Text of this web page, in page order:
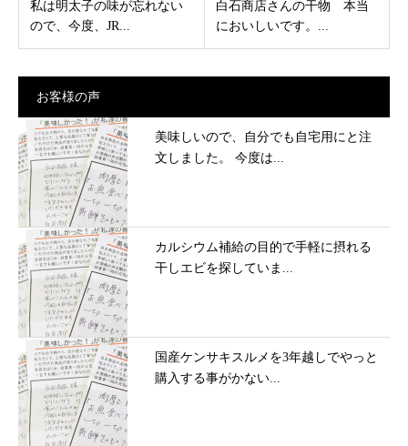
私は明太子の味が忘れない
ので、今度、JR...
白石商店さんの干物 本当
においしいです。...
お客様の声
美味しいので、自分でも自宅用にと注
文しました。 今度は...
カルシウム補給の目的で手軽に摂れる
干しエビを探していま...
国産ケンサキスルメを3年越しでやっと
購入する事がかない...